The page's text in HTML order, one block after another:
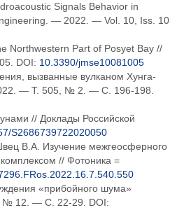
Signals Behavior in
— 2022. — Vol. 10, Iss. 10.
Northwestern Part of Posyet Bay //
DOI: 10.3390/jmse10081005
вызванные вулканом Хунга-
— Т. 505, № 2. — С. 196-198.
// Доклады Российской
S2686739722020050
В.А. Изучение межгеосферного
// Фотоника =
«прибойного шума»
№ 12. — С. 22-29. DOI: